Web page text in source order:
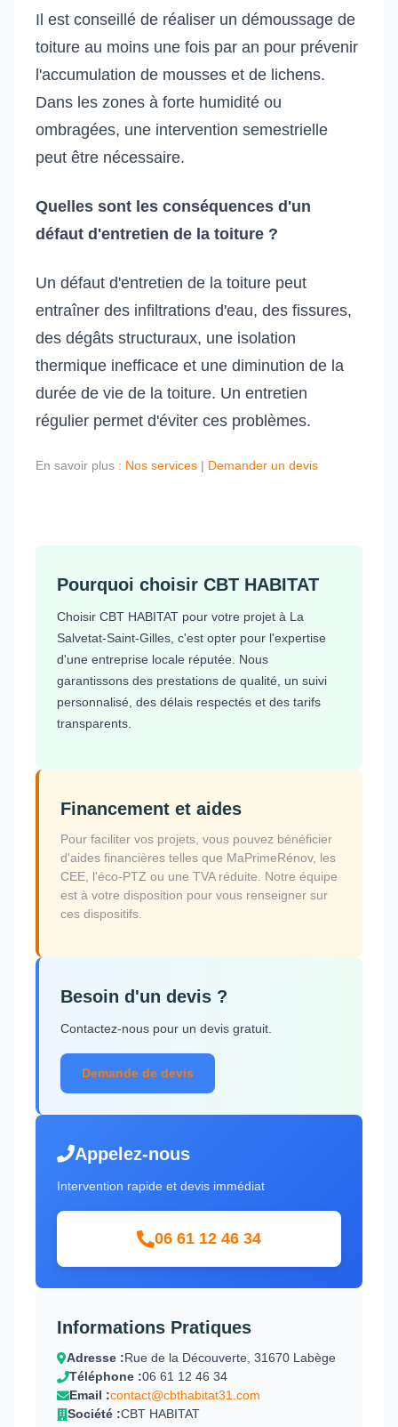
Il est conseillé de réaliser un démoussage de
toiture au moins une fois par an pour prévenir
l'accumulation de mousses et de lichens.
Dans les zones à forte humidité ou
ombragées, une intervention semestrielle
peut être nécessaire.
Quelles sont les conséquences d'un
défaut d'entretien de la toiture ?
Un défaut d'entretien de la toiture peut
entraîner des infiltrations d'eau, des fissures,
des dégâts structuraux, une isolation
thermique inefficace et une diminution de la
durée de vie de la toiture. Un entretien
régulier permet d'éviter ces problèmes.
En savoir plus : Nos services | Demander un devis
Pourquoi choisir CBT HABITAT
Choisir CBT HABITAT pour votre projet à La
Salvetat-Saint-Gilles, c'est opter pour l'expertise
d'une entreprise locale réputée. Nous
garantissons des prestations de qualité, un suivi
personnalisé, des délais respectés et des tarifs
transparents.
Financement et aides
Pour faciliter vos projets, vous pouvez bénéficier
d'aides financières telles que MaPrimeRénov, les
CEE, l'éco-PTZ ou une TVA réduite. Notre équipe
est à votre disposition pour vous renseigner sur
ces dispositifs.
Besoin d'un devis ?
Contactez-nous pour un devis gratuit.
Demande de devis
Appelez-nous
Intervention rapide et devis immédiat
06 61 12 46 34
Informations Pratiques
Adresse :Rue de la Découverte, 31670 Labège
Téléphone :06 61 12 46 34
Email :contact@cbthabitat31.com
Société :CBT HABITAT